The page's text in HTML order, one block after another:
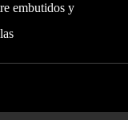
embutidos y